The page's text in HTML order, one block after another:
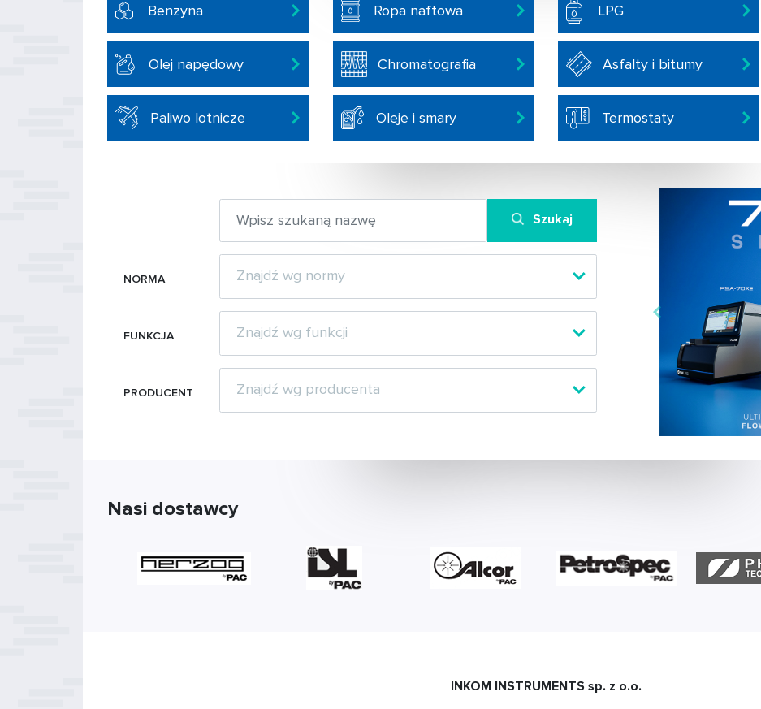
Benzyna Ropa naftowa LPG
Olej napędowy Chromatografia Asfalty i bitumy
Paliwo lotnicze Oleje i smary Termostaty
Szukaj
NORMA
FUNKCJA
PRODUCENT
Nasi dostawcy
INKOM INSTRUMENTS sp. z o.o.